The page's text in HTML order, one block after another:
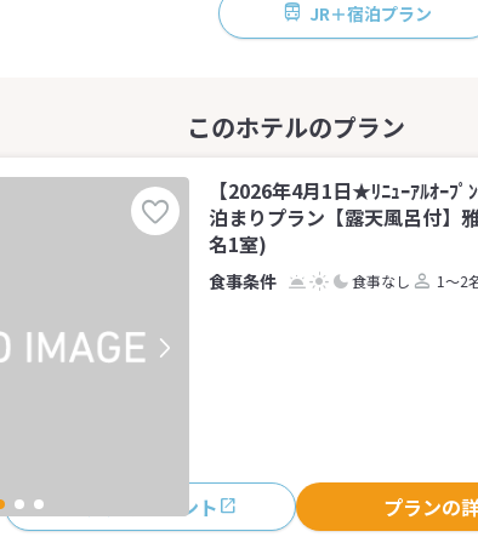
JR＋宿泊プラン
【2026年4月1日★ﾘﾆｭｰｱﾙｵｰ
泊まりプラン【露天風呂付】
名1室)
食事なし 1～2
おすすめポイント プランの